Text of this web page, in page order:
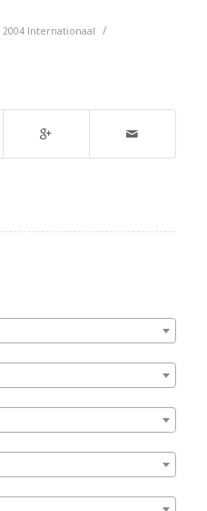
2004 Internationaal /